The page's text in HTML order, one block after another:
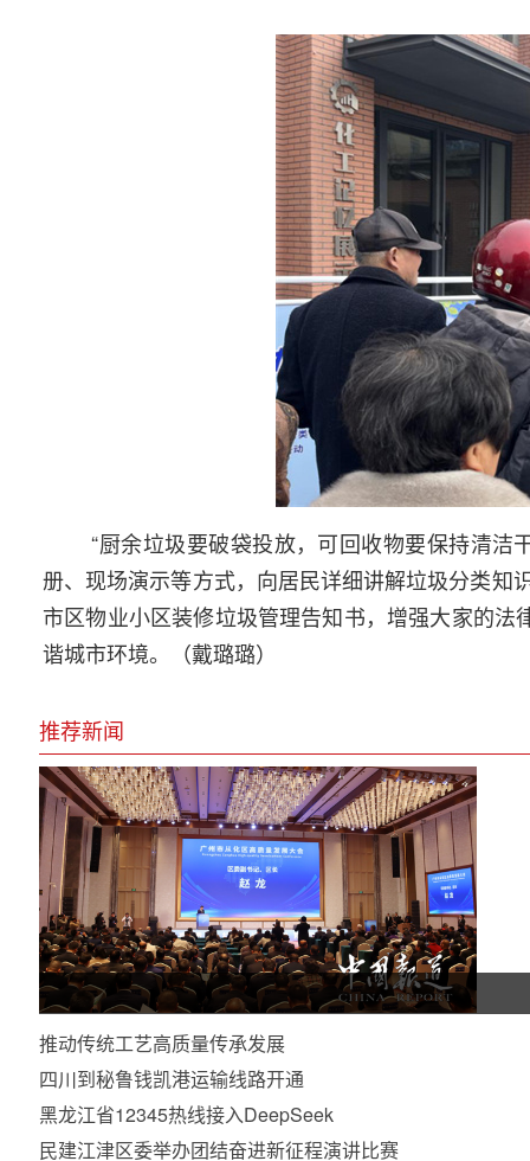
“厨余垃圾要破袋投放，可回收物要保持清
册、现场演示等方式，向居民详细讲解垃圾分类知
市区物业小区装修垃圾管理告知书，增强大家的
谐城市环境。（戴璐璐）
推荐新闻
推动传统工艺高质量传承发展
四川到秘鲁钱凯港运输线路开通
黑龙江省12345热线接入DeepSeek
民建江津区委举办团结奋进新征程演讲比赛